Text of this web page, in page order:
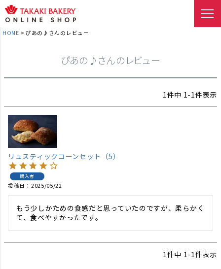
HOME ぴあの♪さんのレビュー
ぴあの♪さんのレビュー
1件中 1-1件表示
リュスティックコーンセット（5）
購入者
投稿日 2025/05/22
もう少しかための食感だと思っていたのですが、柔らかく
1件中 1-1件表示